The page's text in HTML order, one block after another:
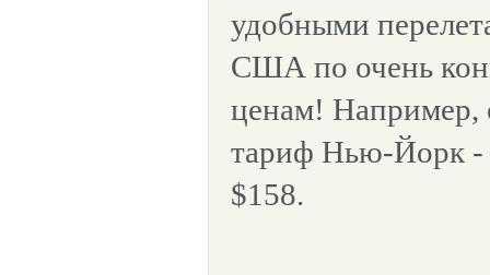
удобными
США по очень
ценам! Например,
тариф Нью-Йорк -
$158.